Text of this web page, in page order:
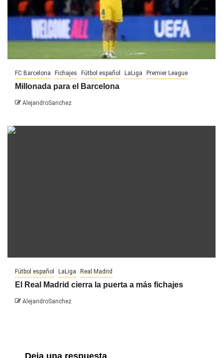
FC Barcelona Fichajes Fútbol español LaLiga Premier League
Millonada para el Barcelona
AlejandroSanchez
Fútbol español LaLiga Real Madrid
El Real Madrid cierra la puerta a más fichajes
AlejandroSanchez
Deja una respuesta